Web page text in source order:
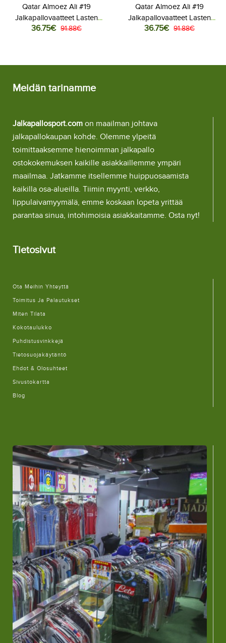
Qatar Almoez Ali #19
Jalkapallovaatteet Lasten
Kotipeliasu MM-kisat 2026
36.75€ 91.88€
Qatar Almoez Ali #19
Jalkapallovaatteet Lasten
Vieraspeliasu MM-kisat 2026
36.75€ 91.88€
Meidän tarinamme
Jalkapallosport.com on maailman johtava
jalkapallokaupan kohde. Olemme ylpeitä
toimittaaksemme hienoimman jalkapallo
ostokokemuksen kaikille asiakkaillemme ympäri
maailmaa. Jatkamme itsellemme huippuosaamista
kaikilla osa-alueilla. Tiimin myynti, verkko,
lippulaivamyymälä, emme koskaan lopeta yrittää
parantaa sinua, intohimoisia asiakkaitamme. Osta nyt!
Tietosivut
Ota Meihin Yhteyttä
Toimitus Ja Palautukset
Miten Tilata
Kokotaulukko
Puhdistusvinkkejä
Tietosuojakäytäntö
Ehdot & Olosuhteet
Sivustokartta
Blog